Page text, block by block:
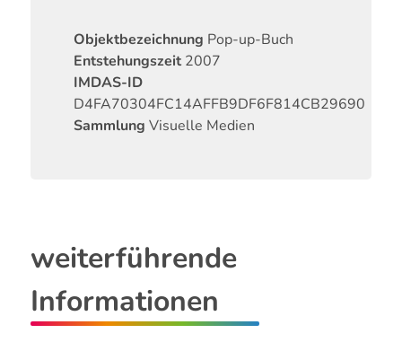
Objektbezeichnung Pop-up-Buch
Entstehungszeit 2007
IMDAS-ID
D4FA70304FC14AFFB9DF6F814CB29690
Sammlung Visuelle Medien
weiterführende
Informationen